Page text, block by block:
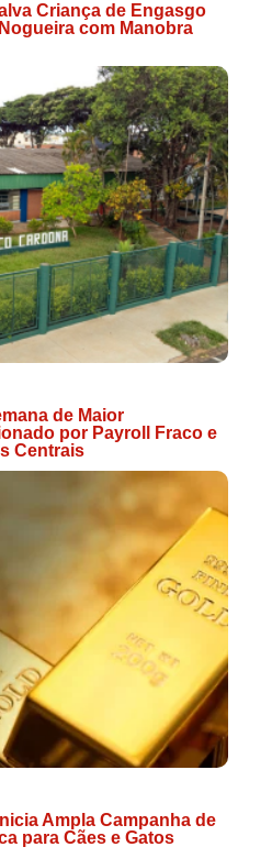
Criança de Engasgo
com Manobra
de Maior
por Payroll Fraco e
Centrais
Ampla Campanha de
para Cães e Gatos